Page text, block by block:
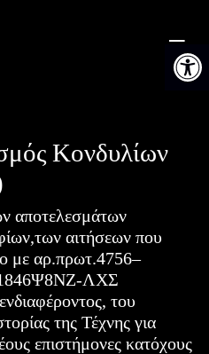
Κονδυλίων
αποτελεσμάτων
αιτήσεων που
με αρ.πρωτ.4756–
ΛΧΣ
του
της Τέχνης για
επιστήμονες κατόχους